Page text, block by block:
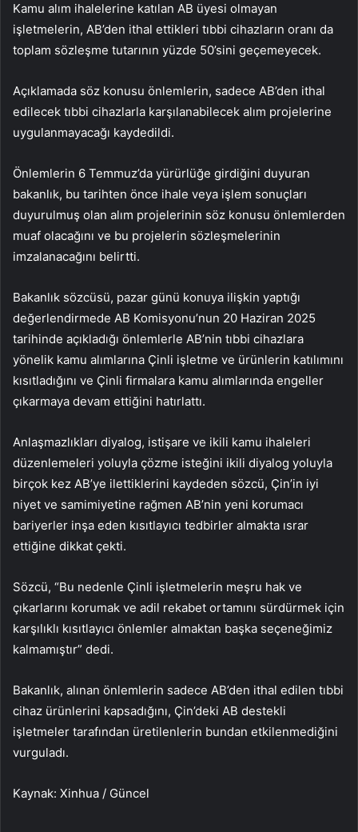
Kamu alım ihalelerine katılan AB üyesi olmayan
işletmelerin, AB’den ithal ettikleri tıbbi cihazların oranı da
toplam sözleşme tutarının yüzde 50’sini geçemeyecek.
Açıklamada söz konusu önlemlerin, sadece AB’den ithal
edilecek tıbbi cihazlarla karşılanabilecek alım projelerine
uygulanmayacağı kaydedildi.
Önlemlerin 6 Temmuz’da yürürlüğe girdiğini duyuran
bakanlık, bu tarihten önce ihale veya işlem sonuçları
duyurulmuş olan alım projelerinin söz konusu önlemlerden
muaf olacağını ve bu projelerin sözleşmelerinin
imzalanacağını belirtti.
Bakanlık sözcüsü, pazar günü konuya ilişkin yaptığı
değerlendirmede AB Komisyonu’nun 20 Haziran 2025
tarihinde açıkladığı önlemlerle AB’nin tıbbi cihazlara
yönelik kamu alımlarına Çinli işletme ve ürünlerin katılımını
kısıtladığını ve Çinli firmalara kamu alımlarında engeller
çıkarmaya devam ettiğini hatırlattı.
Anlaşmazlıkları diyalog, istişare ve ikili kamu ihaleleri
düzenlemeleri yoluyla çözme isteğini ikili diyalog yoluyla
birçok kez AB’ye ilettiklerini kaydeden sözcü, Çin’in iyi
niyet ve samimiyetine rağmen AB’nin yeni korumacı
bariyerler inşa eden kısıtlayıcı tedbirler almakta ısrar
ettiğine dikkat çekti.
Sözcü, “Bu nedenle Çinli işletmelerin meşru hak ve
çıkarlarını korumak ve adil rekabet ortamını sürdürmek için
karşılıklı kısıtlayıcı önlemler almaktan başka seçeneğimiz
kalmamıştır” dedi.
Bakanlık, alınan önlemlerin sadece AB’den ithal edilen tıbbi
cihaz ürünlerini kapsadığını, Çin’deki AB destekli
işletmeler tarafından üretilenlerin bundan etkilenmediğini
vurguladı.
Kaynak: Xinhua / Güncel